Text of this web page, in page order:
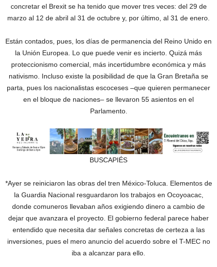
concretar el Brexit se ha tenido que mover tres veces: del 29 de
marzo al 12 de abril al 31 de octubre y, por último, al 31 de enero.
Están contados, pues, los días de permanencia del Reino Unido en
la Unión Europea. Lo que puede venir es incierto. Quizá más
proteccionismo comercial, más incertidumbre económica y más
nativismo. Incluso existe la posibilidad de que la Gran Bretaña se
parta, pues los nacionalistas escoceses –que quieren permanecer
en el bloque de naciones– se llevaron 55 asientos en el
Parlamento.
BUSCAPIÉS
*Ayer se reiniciaron las obras del tren México-Toluca. Elementos de
la Guardia Nacional resguardaron los trabajos en Ocoyoacac,
donde comuneros llevaban años exigiendo dinero a cambio de
dejar que avanzara el proyecto. El gobierno federal parece haber
entendido que necesita dar señales concretas de certeza a las
inversiones, pues el mero anuncio del acuerdo sobre el T-MEC no
iba a alcanzar para ello.